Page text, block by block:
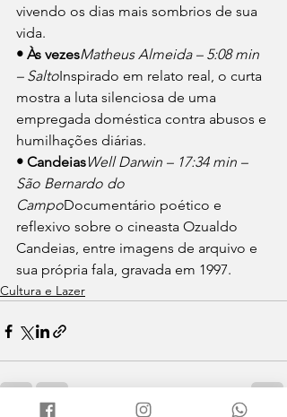
vivendo os dias mais sombrios de sua
vida.
• Às vezesMatheus Almeida – 5:08 min
– SaltoInspirado em relato real, o curta
mostra a luta silenciosa de uma
empregada doméstica contra abusos e
humilhações diárias.
• CandeiasWell Darwin – 17:34 min –
São Bernardo do
CampoDocumentário poético e
reflexivo sobre o cineasta Ozualdo
Candeias, entre imagens de arquivo e
sua própria fala, gravada em 1997.
Cultura e Lazer